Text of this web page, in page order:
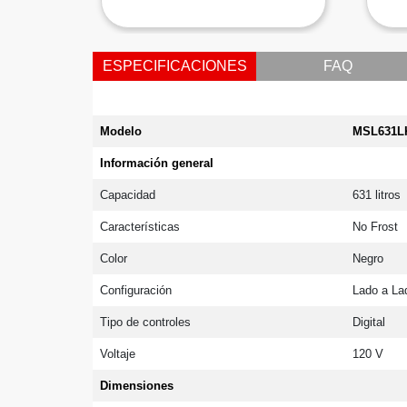
ESPECIFICACIONES FAQ
Modelo
Información general
Capacidad 631 litros
Características No Frost
Color Negro
Configuración Lado a
Tipo de controles Digital
Voltaje 120 V
Dimensiones